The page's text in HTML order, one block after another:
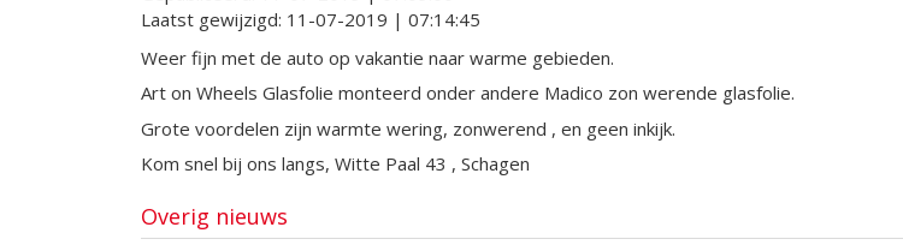
Laatst gewijzigd: 11-07-2019 | 07:14:45
Weer fijn met de auto op vakantie naar warme gebieden.
Art on Wheels Glasfolie monteerd onder andere Madico zon werende glasfolie.
Grote voordelen zijn warmte wering, zonwerend , en geen inkijk.
Kom snel bij ons langs, Witte Paal 43 , Schagen
Overig nieuws